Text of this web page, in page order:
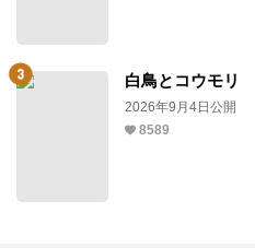
白鳥とコウモリ
2026年9月4日公開
8589